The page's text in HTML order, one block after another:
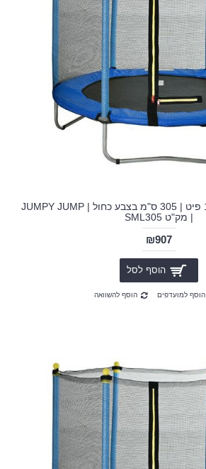
טרמפולינה + סולם 10 פיט | 305 ס"מ בצבע כחול | JUMPY JUMP
| מק"ט SML305
₪907
הוסף לסל
הוסף למועדפים הוסף להשוואה